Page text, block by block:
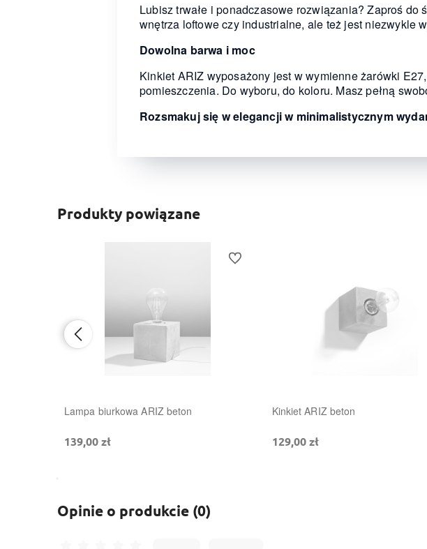
Lubisz trwałe i ponadczasowe rozwiązania? Zaproś
wnętrza loftowe czy industrialne, ale też jest niezwykle
Dowolna barwa i moc
Kinkiet ARIZ wyposażony jest w wymienne żarówki
pomieszczenia. Do wyboru, do koloru. Masz pełną
Rozsmakuj się w elegancji w minimalistycznym
Produkty powiązane
Lampa biurkowa ARIZ beton
139,00 zł
Do ulubionych
Kinkiet ARIZ beton
129,00 zł
Opinie o produkcie (0)